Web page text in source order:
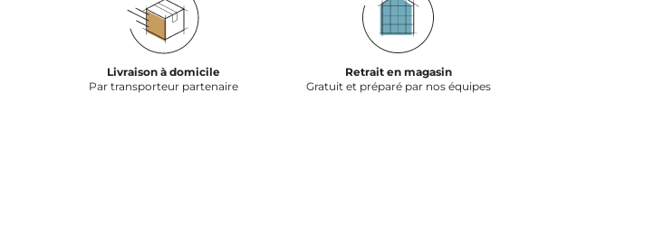
Livraison à domicile
Par transporteur partenaire
Retrait en magasin
Gratuit et préparé par nos équipes